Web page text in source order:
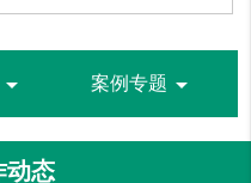
arrow_drop_down 案例专题 arrow_drop_down
动态